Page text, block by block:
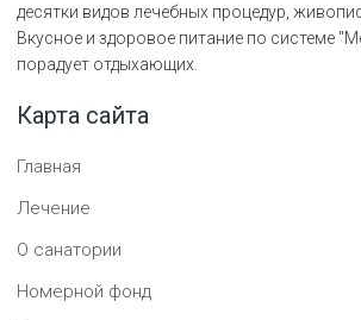
десятки видов лечебных процедур,
Вкусное и здоровое питание по системе
порадует отдыхающих.
Карта сайта
Главная
Лечение
О санатории
Номерной фонд